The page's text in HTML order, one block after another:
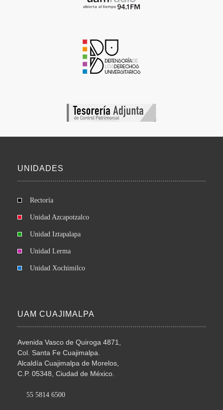
UNIDADES
Rectoría
Unidad Azcapotzalco
Unidad Iztapalapa
Unidad Lerma
Unidad Xochimilco
UAM CUAJIMALPA
Avenida Vasco de Quiroga 4871,
Col. Santa Fe Cuajimalpa.
Alcaldía Cuajimalpa de Morelos,
C.P. 05348, Ciudad de México.
55 5814 6500